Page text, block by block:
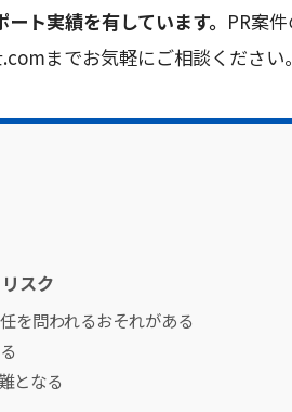
ト実績を有しています。 PR案
までお気軽にご相談ください。
スク
を問われるおそれがある
となる